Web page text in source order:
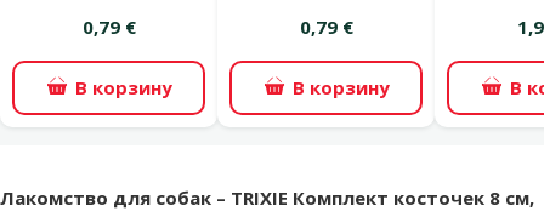
0,79 €
В корзину
0,79 €
В корзину В
superzoo.product.detail.content
Лакомство для собак – TRIXIE Комплект косточек 8 см,